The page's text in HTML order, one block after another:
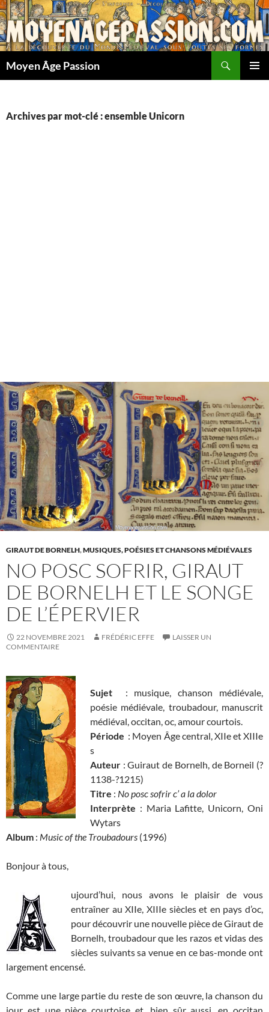
Aller
au
contenu
Moyen Âge Passion
Archives par mot-clé : ensemble Unicorn
GIRAUT DE BORNELH,MUSIQUES, POÉSIES ET CHANSONS MÉDIÉVALES
NO POSC SOFRIR, GIRAUT
DE BORNELH ET LE SONGE
DE L’ÉPERVIER
22 NOVEMBRE 2021 FRÉDÉRIC EFFE
LAISSER UN
COMMENTAIRE
Sujet
: musique, chanson médiévale,
poésie médiévale, troubadour, manuscrit
médiéval, occitan, oc, amour courtois.
Période : Moyen Âge central, XIIe et XIIIe
s
Auteur : Guiraut de Bornelh, de Borneil (?
1138-?1215)
Titre : No posc sofrir c’ a la dolor
Interprète : Maria Lafitte, Unicorn, Oni
Wytars
Album : Music of the Troubadours (1996)
Bonjour à tous,
ujourd’hui, nous avons le plaisir de vous
entraîner au XIIe, XIIIe siècles et en pays d’oc,
pour découvrir une nouvelle pièce de Giraut de
Bornelh, troubadour que les razos et vidas des
siècles suivants sa venue en ce bas-monde ont
largement encensé.
Comme une large partie du reste de son œuvre, la chanson du